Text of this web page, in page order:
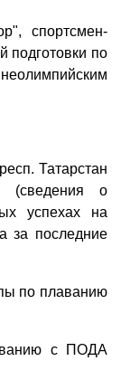
спортсмен-
подготовки по
Татарстан
(сведения о
успехах на
за последние
по плаванию
с ПОДА